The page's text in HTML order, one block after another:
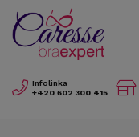
Infolinka
+420 602 300 415